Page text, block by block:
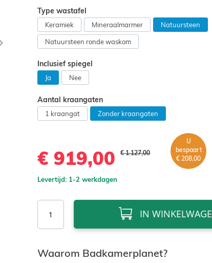
Type wastafel
Keramiek Mineraalmarmer Natuursteen
Natuursteen ronde waskom
Inclusief spiegel
Ja Nee
Aantal kraangaten
1 kraangat Zonder kraangaten
€ 919,00 € 1.127,00
U
bespaart
€ 208,00
Levertijd: 1-2 werkdagen
IN
Waarom Badkamerplanet?